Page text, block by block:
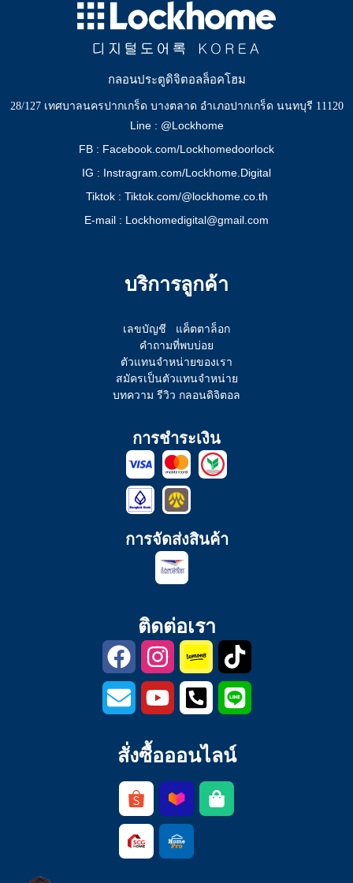
กลอนประตูดิจิตอลล็อคโฮม
28/127 เทศบาลนครปากเกร็ด บางตลาด อำเภอปากเกร็ด นนทบุรี 11120
Line : @Lockhome
FB : Facebook.com/Lockhomedoorlock
IG : Instragram.com/Lockhome.Digital
Tiktok : Tiktok.com/@lockhome.co.th
E-mail : Lockhomedigital@gmail.com
บริการลูกค้า
เลขบัญชี
แค็ตตาล็อก
คำถามที่พบบ่อย
ตัวแทนจำหน่ายของเรา
สมัครเป็นตัวแทนจำหน่าย
บทความ รีวิว กลอนดิจิตอล
การชำระเงิน
การจัดส่งสินค้า
ติดต่อเรา
สั่งซื้อออนไลน์